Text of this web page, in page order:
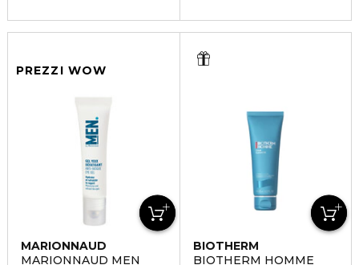
PREZZI WOW
MARIONNAUD
MARIONNAUD MEN
BIOTHERM
BIOTHERM HOMME